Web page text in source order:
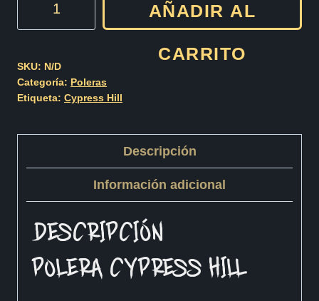
cantidad
AÑADIR AL
CARRITO
SKU: N/D
Categoría: Poleras
Etiqueta: Cypress Hill
Descripción
Información adicional
DESCRIPCIÓN
POLERA CYPRESS HILL